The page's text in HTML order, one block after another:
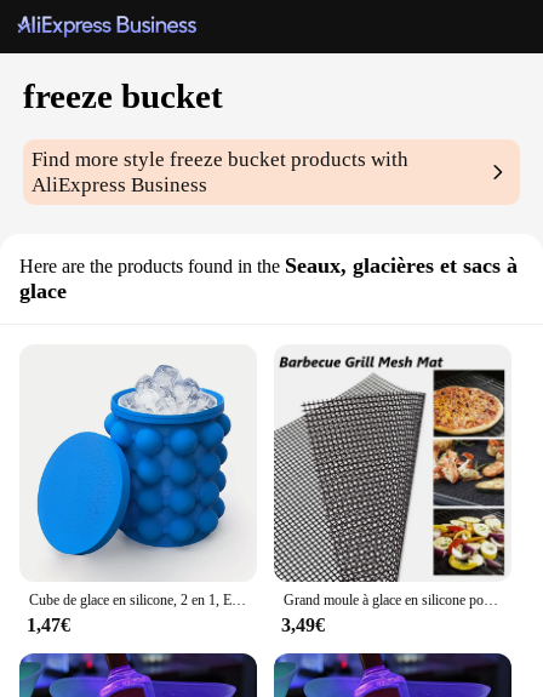
freeze bucket
Find more stylefreeze bucket products with
AliExpress Business
Here are the products found in the Seaux, glacières et sacs à
glace
Cube de glace en silicone, 2 en 1, E27, durable et facile à nettoyer, parfait pour les bars, les restaurants et la maison, 1 pièce
1,47€
Grand moule à glace en silicone portable 2 en 1 avec couvercle, cube à glace gain de place, créer des outils pour la cuisine, ustensiles de bar de fête, C2, E27
3,49€